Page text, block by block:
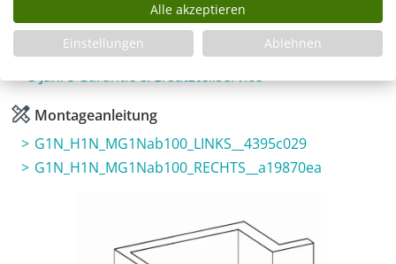
Fragen zum Artikel
Planungshilfe
3 Jahre Garantie & Ersatzteilservice
Montageanleitung
G1N_H1N_MG1Nab100_LINKS__4395c029
G1N_H1N_MG1Nab100_RECHTS__a19870ea
Alle akzeptieren
Einstellungen
Ablehnen